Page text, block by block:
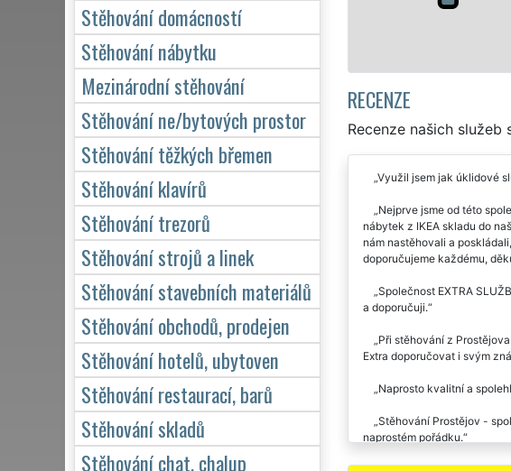
RECENZE
Recenze našich
Využil jsem jak úklidové
Nejprve jsme od této
nábytek z IKEA skladu do
nám nastěhovali a
doporučujeme každému,
Společnost EXTRA
a doporučuji.
Při stěhování z
Extra doporučovat i svým
Naprosto kvalitní a
Stěhování Prostějov -
naprostém pořádku.
Stěhování domácností
Stěhování nábytku
Mezinárodní stěhování
Stěhování ne/bytových prostor
Stěhování těžkých břemen
Stěhování klavírů
Stěhování trezorů
Stěhování strojů a linek
Stěhování stavebních materiálů
Stěhování obchodů, prodejen
Stěhování hotelů, ubytoven
Stěhování restaurací, barů
Stěhování skladů
Stěhování chat, chalup